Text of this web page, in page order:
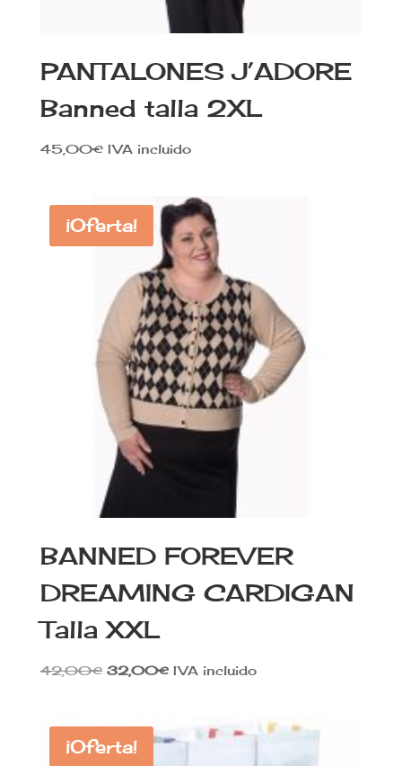
PANTALONES J’ADORE
Banned talla 2XL
45,00€ IVA incluido
¡Oferta!
BANNED FOREVER
DREAMING CARDIGAN
Talla XXL
42,00€ El
era:
42,00€.
32,00€El
es:
IVA incluido
¡Oferta!